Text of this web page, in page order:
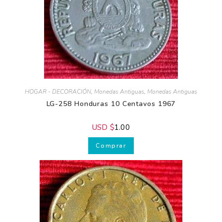
HOGAR - DECORACIÓN,Monedas Antiguas,Monedas Antiguas
USD $1.00
Para que tus
Pesebres sean únicos
y llenos de magia
Para
perfeccionar tu estilo
de decoración
hogareña
Para cuidar la
piel